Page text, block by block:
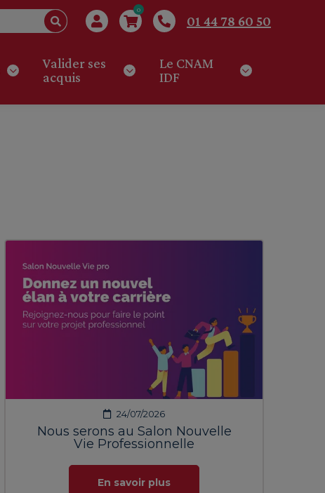
0
01 44 78 60 50
Valider ses
acquis
Le CNAM
IDF
24/07/2026
Nous serons au Salon Nouvelle
Vie Professionnelle
En savoir plus